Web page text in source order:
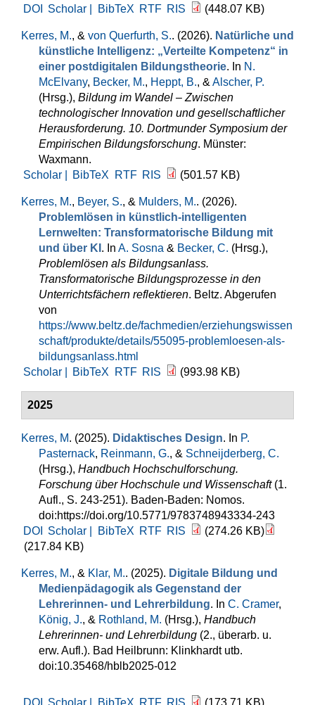
DOI
Scholar | BibTeX RTF RIS (448.07 KB)
Kerres, M., & von Querfurth, S.. (2026). Natürliche und
künstliche Intelligenz: „Verteilte Kompetenz“ in
einer postdigitalen Bildungstheorie. In N.
McElvany, Becker, M., Heppt, B., & Alscher, P.
(Hrsg.), Bildung im Wandel – Zwischen
technologischer Innovation und gesellschaftlicher
Herausforderung. 10. Dortmunder Symposium der
Empirischen Bildungsforschung. Münster:
Waxmann.
Scholar |
BibTeX RTF RIS (501.57 KB)
Kerres, M., Beyer, S., & Mulders, M.. (2026).
Problemlösen in künstlich-intelligenten
Lernwelten: Transformatorische Bildung mit
und über KI . In A. Sosna & Becker, C. (Hrsg.),
Problemlösen als Bildungsanlass.
Transformatorische Bildungsprozesse in den
Unterrichtsfächern reflektieren. Beltz. Abgerufen
von
https://www.beltz.de/fachmedien/erziehungswissen
schaft/produkte/details/55095-problemloesen-als-
bildungsanlass.html
Scholar |
BibTeX RTF RIS (993.98 KB)
2025
Kerres, M. (2025). Didaktisches Design. In P.
Pasternack, Reinmann, G., & Schneijderberg, C.
(Hrsg.), Handbuch Hochschulforschung.
Forschung über Hochschule und Wissenschaft(1.
Aufl., S. 243-251). Baden-Baden: Nomos.
doi:https://doi.org/10.5771/9783748943334-243
DOI
Scholar | BibTeX RTF RIS
(274.26 KB)
(217.84 KB)
Kerres, M., & Klar, M.. (2025). Digitale Bildung und
Medienpädagogik als Gegenstand der
Lehrerinnen- und Lehrerbildung. In C. Cramer,
König, J., & Rothland, M. (Hrsg.), Handbuch
Lehrerinnen- und Lehrerbildung (2., überarb. u.
erw. Aufl.). Bad Heilbrunn: Klinkhardt utb.
doi:10.35468/hblb2025-012
DOI Scholar | BibTeX RTF RIS (173.71 KB)